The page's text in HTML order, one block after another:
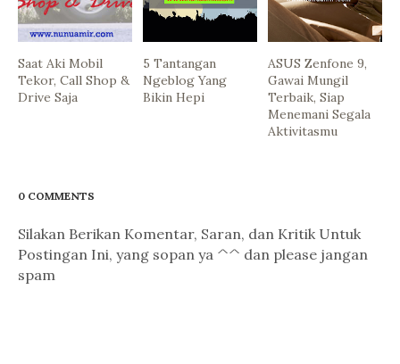
Saat Aki Mobil
Tekor, Call Shop &
Drive Saja
5 Tantangan
Ngeblog Yang
Bikin Hepi
ASUS Zenfone 9,
Gawai Mungil
Terbaik, Siap
Menemani Segala
Aktivitasmu
0 COMMENTS
Silakan Berikan Komentar, Saran, dan Kritik Untuk
Postingan Ini, yang sopan ya ^^ dan please jangan
spam